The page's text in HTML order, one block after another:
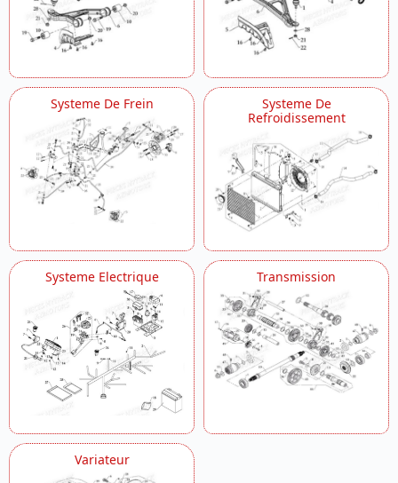
Systeme De Frein
Systeme De
Refroidissement
Systeme Electrique Transmission
Variateur